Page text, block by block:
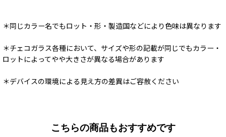
＊同じカラー名でもロット・形・製造国などにより色味は異なります
＊チェコガラス各種において、サイズや形の記載が同じでもカラー・
ロットによってやや大きさが異なる場合があります
＊デバイスの環境による見え方の差異はご容赦ください
こちらの商品もおすすめです